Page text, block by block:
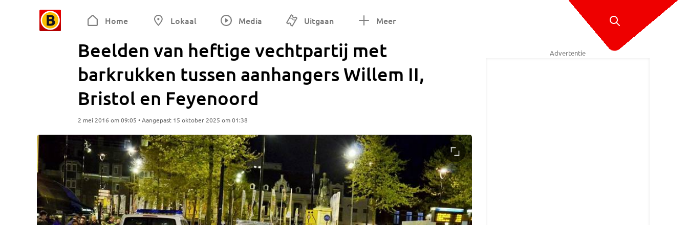
Home Lokaal Media Uitgaan Meer
Beelden van heftige vechtpartij met
barkrukken tussen aanhangers Willem II,
Bristol en Feyenoord
2 mei 2016 om 09:05 • Aangepast 15 oktober 2025 om 01:38
Advertentie